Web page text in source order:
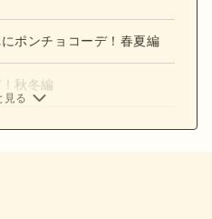
ポンチョコーデ！春夏編
秋冬編
見る